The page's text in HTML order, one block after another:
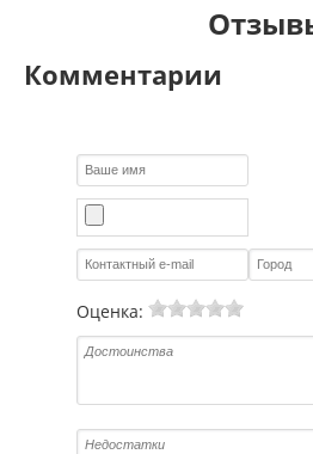
Комментарии
Оценка: